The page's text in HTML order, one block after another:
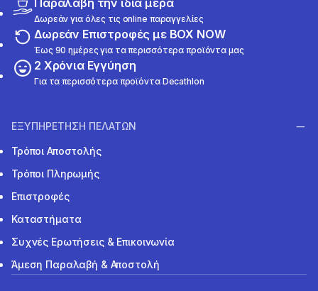
Δωρεάν για όλες τις online παραγγελίες
Δωρεάν Επιστροφές με BOX NOW
Έως 90 ημέρες για τα περισσότερα προϊόντα μας
2 Χρόνια Εγγύηση
Για τα περισσότερα προϊόντα Decathlon
ΕΞΥΠΗΡΕΤΗΣΗ ΠΕΛΑΤΩΝ
Τρόποι Αποστολής
Τρόποι Πληρωμής
Επιστροφές
Καταστήματα
Συχνές Ερωτήσεις & Επικοινωνία
Άμεση Παραλαβή & Αποστολή